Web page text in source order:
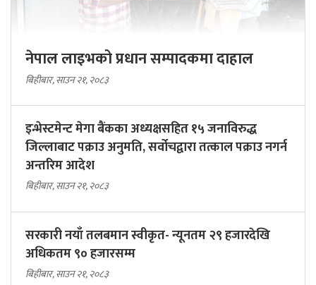
नेपाल लाइभको प्रधान सम्पादकमा दाहाल
बिहीबार, साउन २१, २०८३
इन्भेस्टमेन्ट मेगा बैंकका अध्यक्षसहित १५ जनाविरुद्ध
जिल्लाबाट पक्राउ अनुमति, सर्वोचद्वारा तत्काल पक्राउ नगर्न
अन्तरिम आदेश
बिहीबार, साउन २१, २०८३
सरकारी नयाँ तलबमान स्वीकृत- न्यूनतम २९ हजारदेखि
अधिकतम ९० हजारसम्म
बिहीबार, साउन २१, २०८३